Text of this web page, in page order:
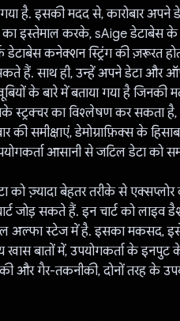
है. इसकी मदद से, कारोबार अपने
इस्तेमाल करके, sAige डेटाबेस
डेटाबेस कनेक्शन स्ट्रिंग की ज़रूरत
हैं. साथ ही, उन्हें अपने डेटा और
के बारे में बताया गया है जिनकी
का विश्लेषण कर सकता है,
की समीक्षाएं, डेमोग्राफ़िक्स के
आसानी से जटिल डेटा को
को ज़्यादा बेहतर तरीके से
सकते हैं. इन चार्ट को लाइव
अल्फा स्टेज में है. इसका मकसद,
बातों में, उपयोगकर्ता के इनपुट के
और गैर-तकनीकी, दोनों तरह के